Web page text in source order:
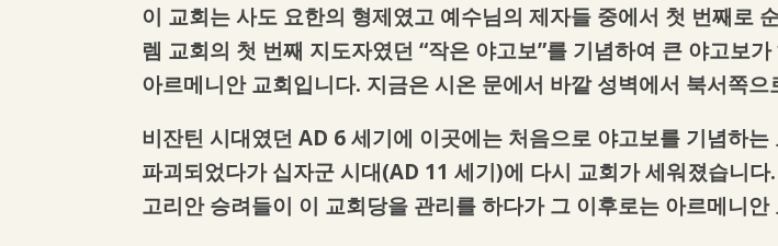
이 교회는 사도 요한의 형제였고 예수님의 제자들 중에서 첫 번째로
렘 교회의 첫 번째 지도자였던 “작은 야고보”를 기념하여 큰 야고보
아르메니안 교회입니다. 지금은 시온 문에서 바깥 성벽에서 북서쪽
비잔틴 시대였던 AD 6 세기에 이곳에는 처음으로 야고보를 기념하
파괴되었다가 십자군 시대(AD 11 세기)에 다시 교회가 세워졌습니
고리안 승려들이 이 교회당을 관리를 하다가 그 이후로는 아르메니